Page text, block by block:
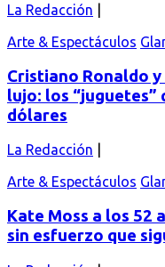
La Redacción
Arte & Espectáculos
Cristiano Ronaldo
lujo: los “juguetes”
dólares
La Redacción
Arte & Espectáculos
Kate Moss a los 52
sin esfuerzo que